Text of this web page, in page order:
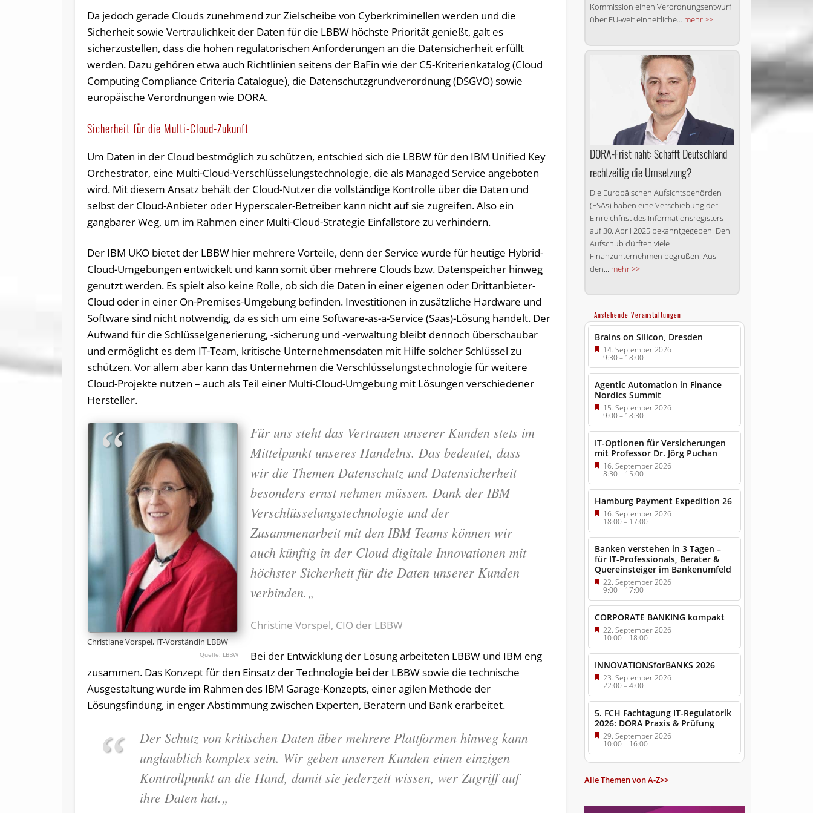
Da jedoch gerade Clouds zunehmend zur Zielscheibe von Cyberkriminellen werden und die
Sicherheit sowie Vertraulichkeit der Daten für die LBBW höchste Priorität genießt, galt es
sicherzustellen, dass die hohen regulatorischen Anforderungen an die Datensicherheit erfüllt
werden. Dazu gehören etwa auch Richtlinien seitens der BaFin wie der C5-Kriterienkatalog (Cloud
Computing Compliance Criteria Catalogue), die Datenschutzgrundverordnung (DSGVO) sowie
europäische Verordnungen wie DORA.
Sicherheit für die Multi-Cloud-Zukunft
Um Daten in der Cloud bestmöglich zu schützen, entschied sich die LBBW für den IBM Unified Key
Orchestrator, eine Multi-Cloud-Verschlüsselungstechnologie, die als Managed Service angeboten
wird. Mit diesem Ansatz behält der Cloud-Nutzer die vollständige Kontrolle über die Daten und
selbst der Cloud-Anbieter oder Hyperscaler-Betreiber kann nicht auf sie zugreifen. Also ein
gangbarer Weg, um im Rahmen einer Multi-Cloud-Strategie Einfallstore zu verhindern.
Der IBM UKO bietet der LBBW hier mehrere Vorteile, denn der Service wurde für heutige Hybrid-
Cloud-Umgebungen entwickelt und kann somit über mehrere Clouds bzw. Datenspeicher hinweg
genutzt werden. Es spielt also keine Rolle, ob sich die Daten in einer eigenen oder Drittanbieter-
Cloud oder in einer On-Premises-Umgebung befinden. Investitionen in zusätzliche Hardware und
Software sind nicht notwendig, da es sich um eine Software-as-a-Service (Saas)-Lösung handelt. Der
Aufwand für die Schlüsselgenerierung, -sicherung und -verwaltung bleibt dennoch überschaubar
und ermöglicht es dem IT-Team, kritische Unternehmensdaten mit Hilfe solcher Schlüssel zu
schützen. Vor allem aber kann das Unternehmen die Verschlüsselungstechnologie für weitere
Cloud-Projekte nutzen – auch als Teil einer Multi-Cloud-Umgebung mit Lösungen verschiedener
Hersteller.
Christiane Vorspel, IT-Vorständin LBBW
LBBW
Für uns stehtdas Vertrauen unserer Kunden stets im
Mittelpunkt unseres Handelns. Das bedeutet, dass
wir die Themen Datenschutz und Datensicherheit
besonders ernst nehmen müssen. Dank der IBM
Verschlüsselungstechnologie und der
Zusammenarbeit mit den IBM Teams können wir
auch künftig in der Cloud digitale Innovationen mit
höchster Sicherheit für die Daten unserer Kunden
verbinden.„
Christine Vorspel, CIO der LBBW
Bei der Entwicklung der Lösung arbeiteten LBBW und IBM eng
zusammen. Das Konzept für den Einsatz der Technologie bei der LBBW sowie die technische
Ausgestaltung wurde im Rahmen des IBM Garage-Konzepts, einer agilen Methode der
Lösungsfindung, in enger Abstimmung zwischen Experten, Beratern und Bank erarbeitet.
Der Schutz von kritischen Daten über mehrere Plattformen hinweg kann
unglaublich komplex sein. Wir geben unseren Kunden einen einzigen
Kontrollpunkt an die Hand, damit sie jederzeit wissen, wer Zugriff auf
ihre Daten hat.„
Kommission einen Verordnungs­entwurf
über EU-weit einheitliche... mehr >>
DORA-Frist naht: Schafft Deutschland
rechtzeitig die Umsetzung?
Die Europäischen Aufsichtsbehörden
(ESAs) haben eine Verschiebung der
Einreichfrist des Informationsregisters
auf 30. April 2025 bekanntgegeben. Den
Aufschub dürften viele
Finanzunternehmen begrüßen. Aus
den... mehr >>
Anstehende Veranstaltungen
Brains on Silicon, Dresden
14. September 2026
9:30–18:00
Agentic Automation in Finance
Nordics Summit
15. September 2026
9:00–18:30
IT-Optionen für Versicherungen
mit Professor Dr. Jörg Puchan
16. September 2026
8:30–15:00
Hamburg Payment Expedition 26
16. September 2026
18:00– 17:00
Banken verstehen in 3 Tagen –
für IT-Professionals, Berater &
Quereinsteiger im Bankenumfeld
22. September 2026
9:00–17:00
CORPORATE BANKING kompakt
22. September 2026
10:00– 18:00
INNOVATIONSforBANKS 2026
23. September 2026
22:00–4:00
5. FCH Fachtagung IT-Regulatorik
2026: DORA Praxis & Prüfung
29. September 2026
10:00– 16:00
Alle Themen von A-Z>>